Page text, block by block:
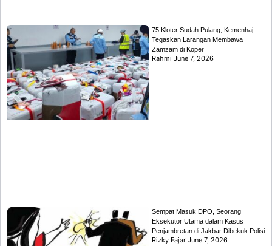
75 Kloter Sudah Pulang, Kemenhaj
Tegaskan Larangan Membawa
Zamzam di Koper
RahmiJune 7, 2026
Sempat Masuk DPO, Seorang
Eksekutor Utama dalam Kasus
Penjambretan di Jakbar Dibekuk Polisi
Rizky FajarJune 7, 2026